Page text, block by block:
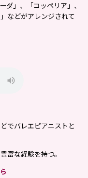
ダ」、「コッペリア」、
などがアレンジされて
でバレエピアニストと
富な経験を持つ。